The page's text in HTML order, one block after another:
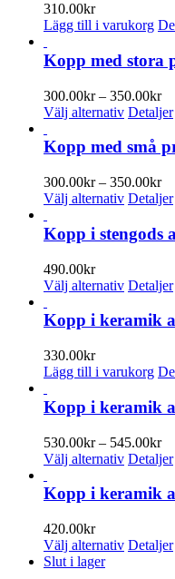
på
310.00kr
Lägg till i varukorg
Kopp med stora
300.00kr – 350.00kr
Välj alternativ Den
flera
De
olika
på
Detaljer
Kopp med små
300.00kr – 350.00kr
Välj alternativ Den
har
De
olika
på
Detaljer
Kopp i stengods
490.00kr
Välj alternativ Den
De
olika
väljas
på
Detaljer
Kopp i keramik
330.00kr
Lägg till i varukorg
Kopp i keramik
530.00kr – 545.00kr
Välj alternativ Den
De
Detaljer
Kopp i keramik
420.00kr
Välj alternativ Den
Detaljer
Slut i lager